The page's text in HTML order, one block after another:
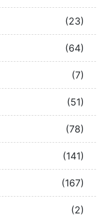
(23)
(64)
(7)
(51)
(78)
(141)
(167)
(2)